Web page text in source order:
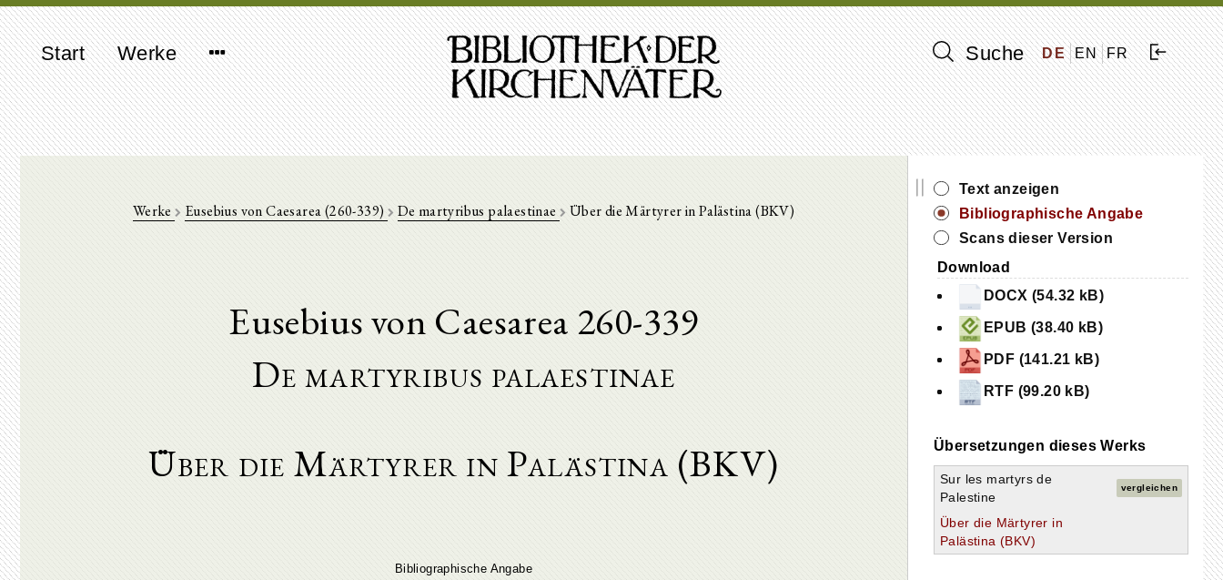
Start Werke Suche DE EN FR
Werke Eusebius von Caesarea (260-339) De martyribus palaestinae Über die Märtyrer in Palästina (BKV)
Eusebius von Caesarea 260-339
De martyribus palaestinae
Über die Märtyrer in Palästina (BKV)
Bibliographische Angabe
||
Text anzeigen
Bibliographische Angabe
Scans dieser Version
Download
DOCX (54.32 kB)
EPUB (38.40 kB)
PDF (141.21 kB)
RTF (99.20 kB)
Übersetzungen dieses Werks
Sur les martyrs de
Palestine
vergleichen
Über die Märtyrer in
Palästina (BKV)